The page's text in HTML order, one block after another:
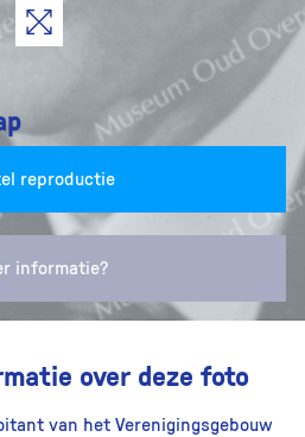
reproductie
informatie?
over deze foto
van het Verenigingsgebouw